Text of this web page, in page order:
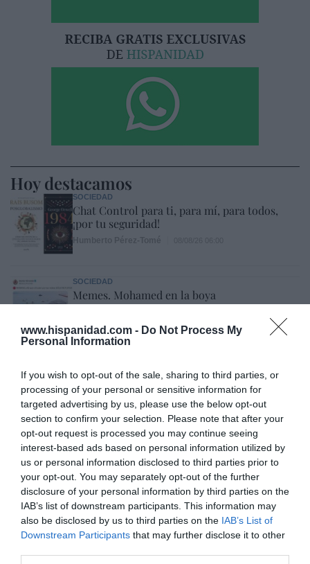
www.hispanidad.com - Do Not Process My
Personal Information
If you wish to opt-out of the sale, sharing to third parties, or
processing of your personal or sensitive information for
targeted advertising by us, please use the below opt-out
section to confirm your selection. Please note that after your
opt-out request is processed you may continue seeing
interest-based ads based on personal information utilized by
us or personal information disclosed to third parties prior to
your opt-out. You may separately opt-out of the further
disclosure of your personal information by third parties on the
IAB’s list of downstream participants. This information may
also be disclosed by us to third parties on the IAB’s List of
Downstream Participants that may further disclose it to other
Hoy destacamos
SOCIEDAD
Chat Control para ti, para mí, para todos,
¡por tu seguridad!
SOCIEDAD
Memes. Mohamed en la boya
“Ya que gobernamos mal, gobernemos
barato”
Eulogio López
SOCIEDAD
La batalla no es solo “híbrida” ni
“biopolítica”, sino espiritual... y la ganará la
Virgen
Gabriel Galdón 08/08/26 06:00
SOCIEDAD
Eslovaquia no admite el gaymonio...
bendecido en otros miembros de la Unión
Europea